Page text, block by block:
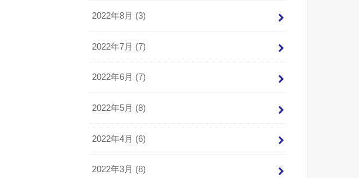
2022年8月 (3)
2022年7月 (7)
2022年6月 (7)
2022年5月 (8)
2022年4月 (6)
2022年3月 (8)